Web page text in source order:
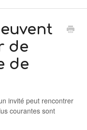
de
de
invité peut rencontrer
courantes sont